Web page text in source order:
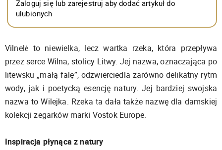
Zaloguj się lub zarejestruj aby dodać artykuł do
ulubionych
Vilnelė to niewielka, lecz wartka rzeka, która przepływa
przez serce Wilna, stolicy Litwy. Jej nazwa, oznaczająca po
litewsku „małą falę”, odzwierciedla zarówno delikatny rytm
wody, jak i poetycką esencję natury. Jej bardziej swojska
nazwa to Wilejka. Rzeka ta dała także nazwę dla damskiej
kolekcji zegarków marki Vostok Europe.
Inspiracja płynąca z natury